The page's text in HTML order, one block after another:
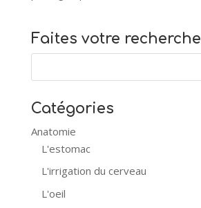
Faites votre recherche
Catégories
Anatomie
L'estomac
L'irrigation du cerveau
L'oeil